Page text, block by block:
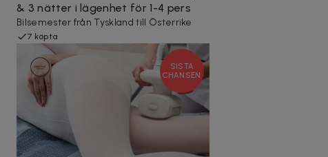
& 3 nätter i lägenhet för 1-4 pers
Bilsemester från Tyskland till Österrike
7 köpta
SISTA
CHANSEN